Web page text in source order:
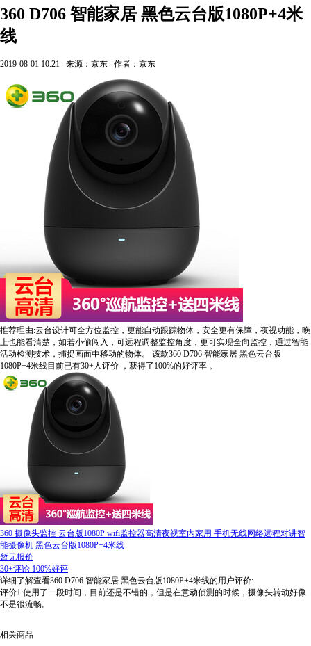
360 D706 智能家居 黑色云台版1080P+4米
线
2019-08-01 10:21 来源：京东 作者：京东
推荐理由:云台设计可全方位监控，更能自动跟踪物体，安全更有保障，夜视功能，晚
上也能看清楚，如若小偷闯入，可远程调整监控角度，更可实现全向监控，通过智能
活动检测技术，捕捉画面中移动的物体。
该款360 D706 智能家居 黑色云台版
1080P+4米线目前已有30+人评价 ，获得了100%的好评率 。
360 摄像头监控 云台版1080P wifi监控器高清夜视室内家用 手机无线网络远程对讲智
能摄像机 黑色云台版1080P+4米线
暂无报价
30+评论 100%好评
详细了解查看360 D706 智能家居 黑色云台版1080P+4米线的用户评价:
评价1:使用了一段时间，目前还是不错的，但是在意动侦测的时候，摄像头转动好像
不是很流畅。
相关商品